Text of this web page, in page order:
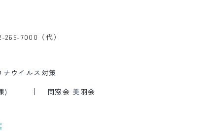
265-7000（代）
ナウイルス対策
)
同窓会 美羽会